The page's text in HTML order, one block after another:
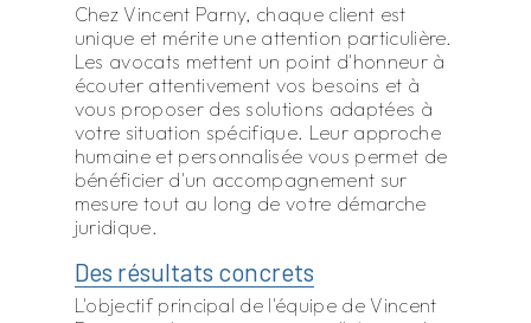
Chez Vincent Parny, chaque client est
unique et mérite une attention particulière.
Les avocats mettent un point d'honneur à
écouter attentivement vos besoins et à
vous proposer des solutions adaptées à
votre situation spécifique. Leur approche
humaine et personnalisée vous permet de
bénéficier d'un accompagnement sur
mesure tout au long de votre démarche
juridique.
Des résultats concrets
L'objectif principal de l'équipe de Vincent